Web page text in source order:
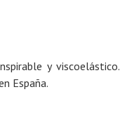
y viscoelástico.
España.